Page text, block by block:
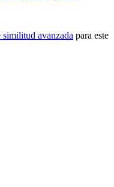
avanzada para este